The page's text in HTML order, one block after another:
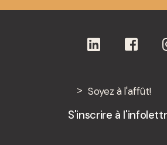
Soyez à l'affût!
S'inscrire à